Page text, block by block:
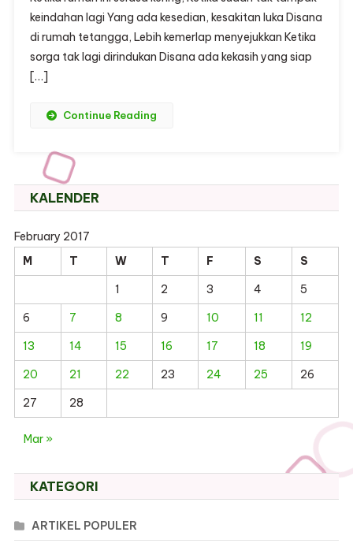
keindahan lagi Yang ada kesedian, kesakitan luka Disana
di rumah tetangga, Lebih kemerlap menyejukkan Ketika
sorga tak lagi dirindukan Disana ada kekasih yang siap
[…]
Continue Reading
KALENDER
February 2017
M
T W T F S
S
1
2 3 4
5
6
7 8 9 10 11
12
13
14 15 16 17 18
19
20
21 22 23 24 25
26
27
28
Mar »
KATEGORI
ARTIKEL POPULER